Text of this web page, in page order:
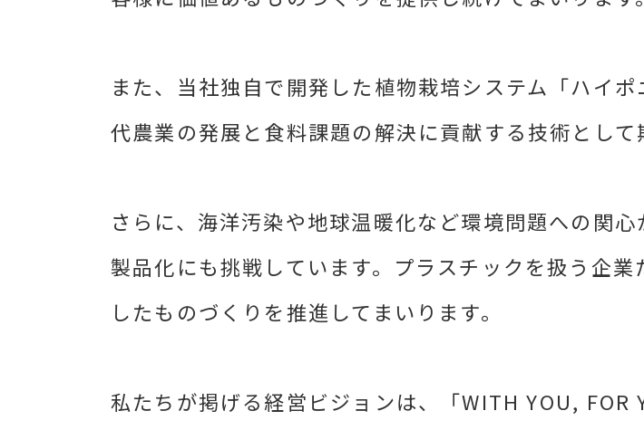
また、当社独自で開発した植物栽培システム「ハイ
代農業の発展と食料課題の解決に貢献する技術として
さらに、海洋汚染や地球温暖化など環境問題への関
製品化にも挑戦しています。プラスチックを扱う企
したものづくりを推進してまいります。
私たちが掲げる経営ビジョンは、「WITH YOU,